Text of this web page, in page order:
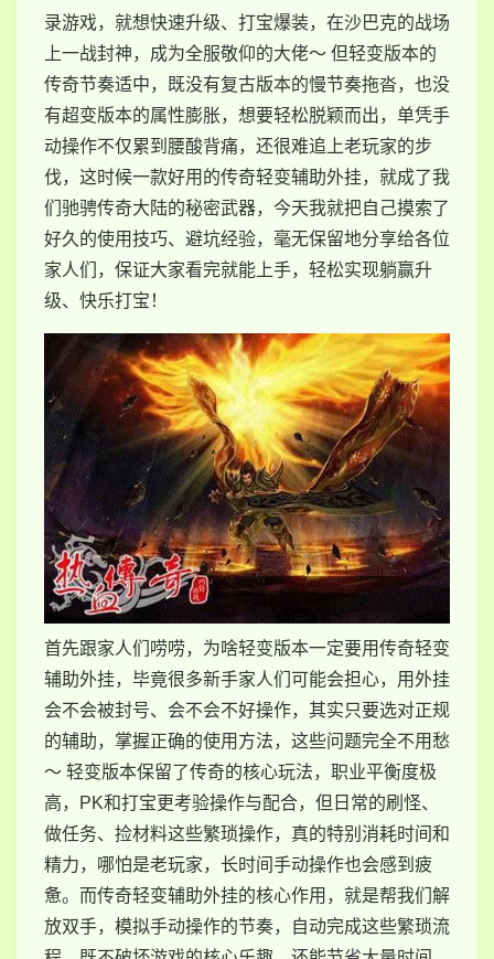
录游戏，就想快速升级、打宝爆装，在沙巴克的战场
上一战封神，成为全服敬仰的大佬～ 但轻变版本的
传奇节奏适中，既没有复古版本的慢节奏拖沓，也没
有超变版本的属性膨胀，想要轻松脱颖而出，单凭手
动操作不仅累到腰酸背痛，还很难追上老玩家的步
伐，这时候一款好用的传奇轻变辅助外挂，就成了我
们驰骋传奇大陆的秘密武器，今天我就把自己摸索了
好久的使用技巧、避坑经验，毫无保留地分享给各位
家人们，保证大家看完就能上手，轻松实现躺赢升
级、快乐打宝！
首先跟家人们唠唠，为啥轻变版本一定要用传奇轻变
辅助外挂，毕竟很多新手家人们可能会担心，用外挂
会不会被封号、会不会不好操作，其实只要选对正规
的辅助，掌握正确的使用方法，这些问题完全不用愁
～ 轻变版本保留了传奇的核心玩法，职业平衡度极
高，PK和打宝更考验操作与配合，但日常的刷怪、
做任务、捡材料这些繁琐操作，真的特别消耗时间和
精力，哪怕是老玩家，长时间手动操作也会感到疲
惫。而传奇轻变辅助外挂的核心作用，就是帮我们解
放双手，模拟手动操作的节奏，自动完成这些繁琐流